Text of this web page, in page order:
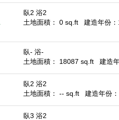
臥2 浴2
土地面積： 0 sq.ft
建造年份
臥- 浴-
土地面積： 18087 sq.ft
建造
臥2 浴2
土地面積： -- sq.ft
建造年份
臥3 浴2